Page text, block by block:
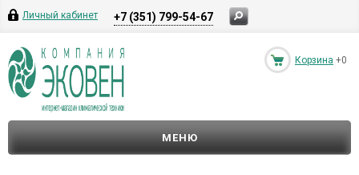
Личный кабинет +7 (351) 799-54-67
Корзина +0
МЕНЮ